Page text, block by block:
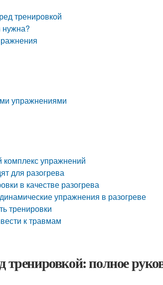
тренировкой
нужна?
упражнениями
комплекс упражнений
для разогрева
в качестве разогрева
упражнения в разогреве
тренировки
к травмам
полное